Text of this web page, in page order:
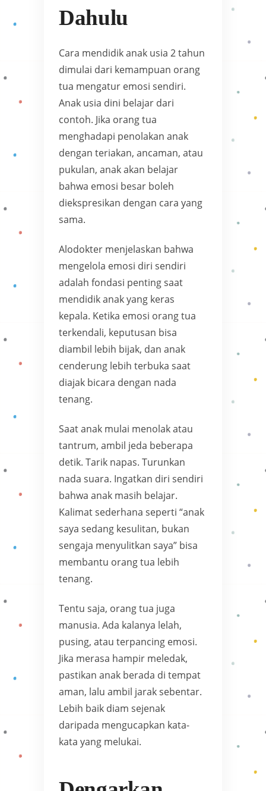
Dahulu
Cara mendidik anak usia 2 tahun
dimulai dari kemampuan orang
tua mengatur emosi sendiri.
Anak usia dini belajar dari
contoh. Jika orang tua
menghadapi penolakan anak
dengan teriakan, ancaman, atau
pukulan, anak akan belajar
bahwa emosi besar boleh
diekspresikan dengan cara yang
sama.
Alodokter menjelaskan bahwa
mengelola emosi diri sendiri
adalah fondasi penting saat
mendidik anak yang keras
kepala. Ketika emosi orang tua
terkendali, keputusan bisa
diambil lebih bijak, dan anak
cenderung lebih terbuka saat
diajak bicara dengan nada
tenang.
Saat anak mulai menolak atau
tantrum, ambil jeda beberapa
detik. Tarik napas. Turunkan
nada suara. Ingatkan diri sendiri
bahwa anak masih belajar.
Kalimat sederhana seperti “anak
saya sedang kesulitan, bukan
sengaja menyulitkan saya” bisa
membantu orang tua lebih
tenang.
Tentu saja, orang tua juga
manusia. Ada kalanya lelah,
pusing, atau terpancing emosi.
Jika merasa hampir meledak,
pastikan anak berada di tempat
aman, lalu ambil jarak sebentar.
Lebih baik diam sejenak
daripada mengucapkan kata-
kata yang melukai.